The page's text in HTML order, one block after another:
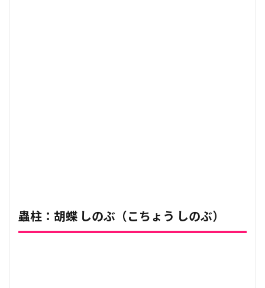
蟲柱：胡蝶 しのぶ（こちょう しのぶ）